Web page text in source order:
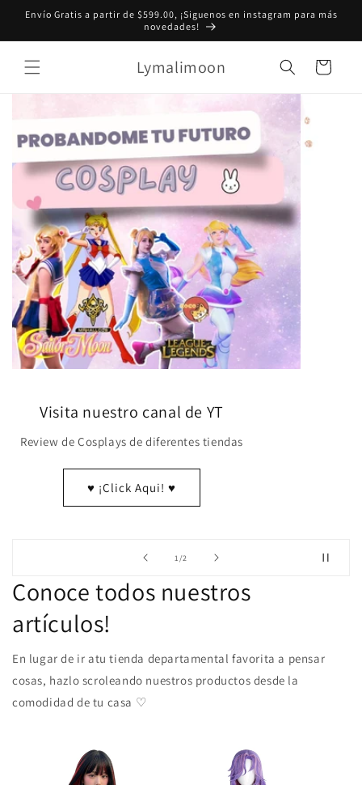
directamente
Envío Gratis a partir de $599.00, ¡Siguenos en instagram para más
novedades!
Lymalimoon Carrito
1/de2
Visita nuestro canal de YT
Review de Cosplays de diferentes tiendas
♥ ¡Click Aqui! ♥
Conoce todos nuestros
artículos!
En lugar de ir atu tienda departamental favorita a pensar
cosas, hazlo scroleando nuestros productos desde la
comodidad de tu casa ♡